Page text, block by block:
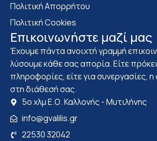
Πολιτική Απορρήτου
Πολιτική Cookies
Επικοινωνήστε μαζί μας
Έχουμε πάντα ανοιχτή γραμμή
λύσουμε κάθε σας απορία. Είτε
πληροφορίες, είτε για συνεργασίες, η
στη διάθεσή σας.
5ο χλμ Ε.Ο. Καλλονής - Μυτιλήνης
info@gvalilis.gr
22530 32042